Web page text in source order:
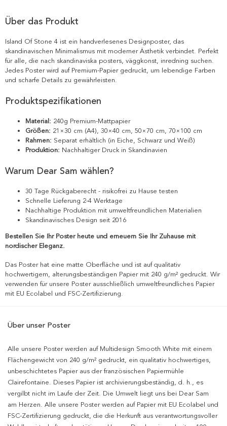
Über das Produkt
Island Of Stone 4 ist ein handverlesenes Designposter, das
skandinavischen Minimalismus mit moderner Ästhetik verbindet. Perfekt
für alle, die nach skandinaviska posters, väggkonst, inredning suchen.
Jedes Poster wird auf Premium-Papier gedruckt, um lebendige Farben
und scharfe Details zu gewährleisten.
Produktspezifikationen
Material: 240g Premium-Mattpapier
Größen: 21×30 cm (A4), 30×40 cm, 50×70 cm, 70×100 cm
Rahmen: Separat erhältlich (in Eiche, Schwarz und Weiß)
Produktion: Nachhaltiger Druck in Skandinavien
Warum Dear Sam wählen?
30 Tage Rückgaberecht - risikofrei zu Hause testen
Schnelle Lieferung 2-4 Werktage
Nachhaltige Produktion mit umweltfreundlichen Materialien
Skandinavisches Design seit 2016
Bestellen Sie Ihr Poster heute und erneuern Sie Ihr Zuhause mit
nordischer Eleganz.
Das Poster hat eine matte Oberfläche und ist auf qualitativ
hochwertigem, alterungsbeständigen Papier mit 240 g/m² gedruckt. Wir
verwenden für unsere Poster ausschließlich umweltfreundliches Papier
mit EU Ecolabel und FSC-Zertifizierung.
Über unser Poster
Alle unsere Poster werden auf Multidesign Smooth White mit einem
Flächengewicht von 240 g/m² gedruckt, ein qualitativ hochwertiges,
unbeschichtetes Papier aus der französischen Papiermühle
Clairefontaine. Dieses Papier ist archivierungsbeständig, d. h., es
vergilbt nicht im Laufe der Zeit. Die Umwelt liegt uns bei Dear Sam
am Herzen. Alle unsere Poster werden auf Papier mit EU Ecolabel und
FSC-Zertifizierung gedruckt, die die Herkunft aus verantwortungsvoller